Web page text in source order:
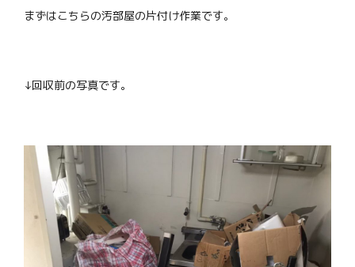
まずはこちらの汚部屋の片付け作業です。
↓回収前の写真です。